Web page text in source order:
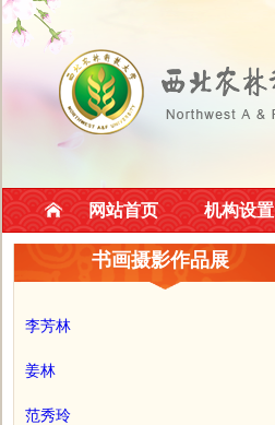
网站首页 机构设置
书画摄影作品展
李芳林
姜林
范秀玲